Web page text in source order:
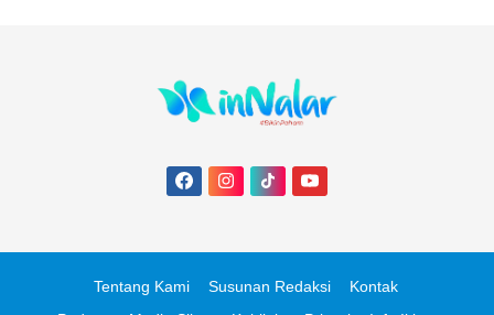
Tentang Kami Susunan Redaksi
Kontak